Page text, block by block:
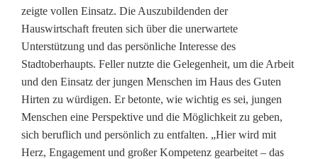
a
c
k
t
i
n
zeigte vollen Einsatz. Die Auszubildenden der
Hauswirtschaft freuten sich über die unerwartete
Unterstützung und das persönliche Interesse des
Stadtoberhaupts. Feller nutzte die Gelegenheit, um die Arbeit
und den Einsatz der jungen Menschen im Haus des Guten
Hirten zu würdigen. Er betonte, wie wichtig es sei, jungen
Menschen eine Perspektive und die Möglichkeit zu geben,
sich beruflich und persönlich zu entfalten. „Hier wird mit
Herz, Engagement und großer Kompetenz gearbeitet – das